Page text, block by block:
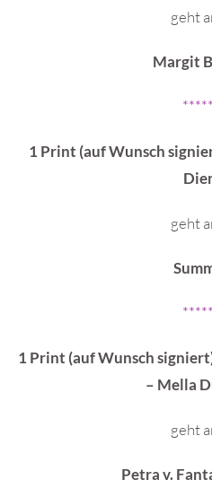
geht
Margit
1 Print (auf Wunsch
geht
1 Print (auf Wunsch
– Mella
geht
Petra v.